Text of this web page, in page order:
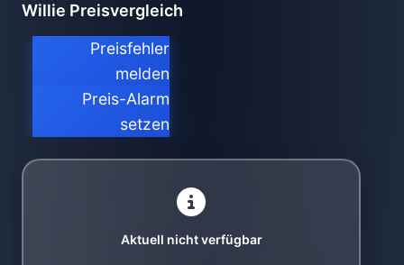
Willie Preisvergleich
Preisfehler
melden
Preis-Alarm
setzen
Aktuell nicht verfügbar